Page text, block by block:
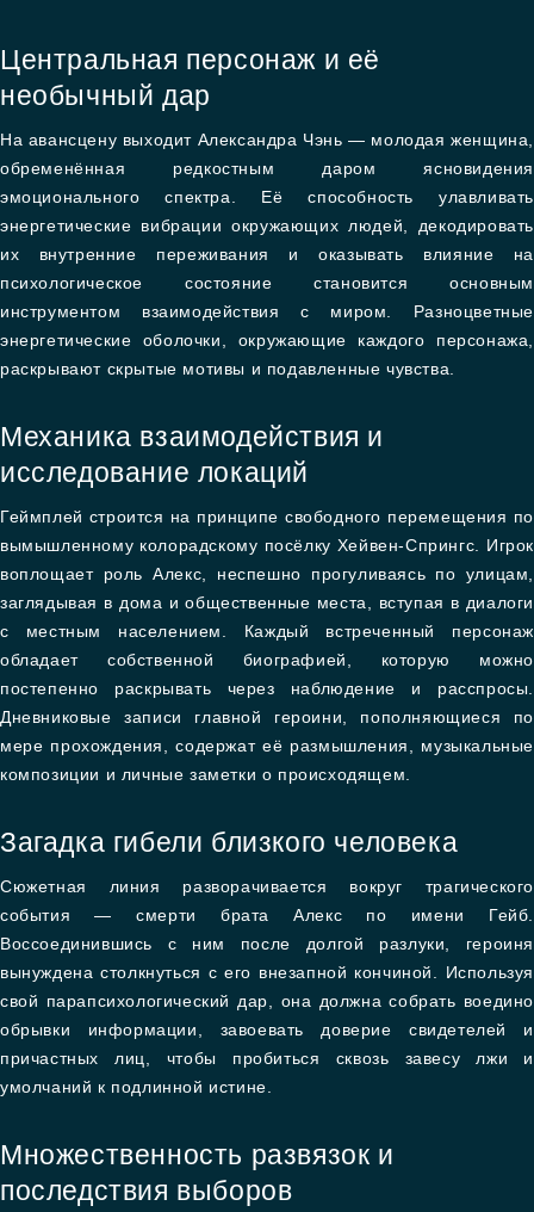
Центральная персонаж и её
необычный дар
На авансцену выходит Александра Чэнь — молодая женщина,
обременённая редкостным даром ясновидения
эмоционального спектра. Её способность улавливать
энергетические вибрации окружающих людей, декодировать
их внутренние переживания и оказывать влияние на
психологическое состояние становится основным
инструментом взаимодействия с миром. Разноцветные
энергетические оболочки, окружающие каждого персонажа,
раскрывают скрытые мотивы и подавленные чувства.
Механика взаимодействия и
исследование локаций
Геймплей строится на принципе свободного перемещения по
вымышленному колорадскому посёлку Хейвен-Спрингс. Игрок
воплощает роль Алекс, неспешно прогуливаясь по улицам,
заглядывая в дома и общественные места, вступая в диалоги
с местным населением. Каждый встреченный персонаж
обладает собственной биографией, которую можно
постепенно раскрывать через наблюдение и расспросы.
Дневниковые записи главной героини, пополняющиеся по
мере прохождения, содержат её размышления, музыкальные
композиции и личные заметки о происходящем.
Загадка гибели близкого человека
Сюжетная линия разворачивается вокруг трагического
события — смерти брата Алекс по имени Гейб.
Воссоединившись с ним после долгой разлуки, героиня
вынуждена столкнуться с его внезапной кончиной. Используя
свой парапсихологический дар, она должна собрать воедино
обрывки информации, завоевать доверие свидетелей и
причастных лиц, чтобы пробиться сквозь завесу лжи и
умолчаний к подлинной истине.
Множественность развязок и
последствия выборов